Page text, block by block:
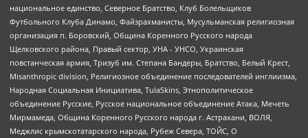
национальное единство, Северное Братство, Клуб Болельщиков
Футбольного Клуба Динамо, Файзрахманисты, Мусульманская религиозная
организация п. Боровский, Община Коренного Русского народа
Щелковского района, Правый сектор, УНА - УНСО, Украинская
повстанческая армия, Тризуб им. Степана Бандеры, Братство, Белый Крест,
Misanthropic division, Религиозное объединение последователей инглиизма,
Народная Социальная Инициатива, TulaSkins, Этнополитическое
объединение Русские, Русское национальное объединение Атака, Мечеть
Мирмамеда, Община Коренного Русского народа г. Астрахани, ВОЛЯ,
Меджлис крымскотатарского народа, Рубеж Севера, ТОЙС, О